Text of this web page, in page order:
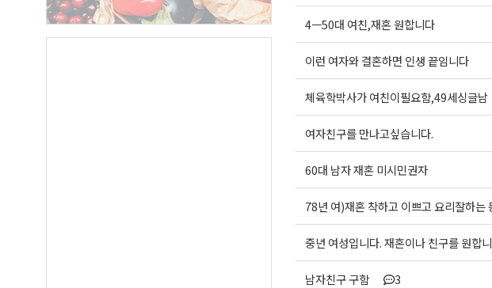
4ㅡ50대 여친,재혼 원합니다
이런 여자와 결혼하면 인생 끝임니다
체육학박사가 여친이필요함,49세싱글남
여자친구를 만나고싶습니다.
60대 남자 재혼 미시민권자
78년 여)재혼 착하고 이쁘고 요리잘하는
중년 여성입니다. 재혼이나 친구를 원합
남자친구 구함 3